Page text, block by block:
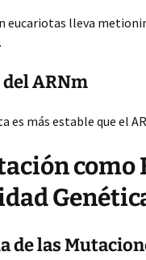
eucariotas lleva
ARNm
es más estable que el
como
de las